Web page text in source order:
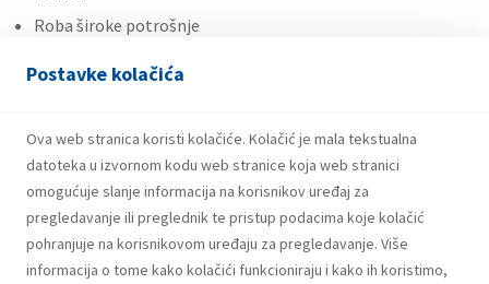
Postavke kolačića
Ova web stranica koristi kolačiće. Kolačić je mala tekstualna
datoteka u izvornom kodu web stranice koja web stranici
omogućuje slanje informacija na korisnikov uređaj za
pregledavanje ili preglednik te pristup podacima koje kolačić
pohranjuje na korisnikovom uređaju za pregledavanje. Više
informacija o tome kako kolačići funkcioniraju i kako ih koristimo,
Roba široke potrošnje
Plin u bocama